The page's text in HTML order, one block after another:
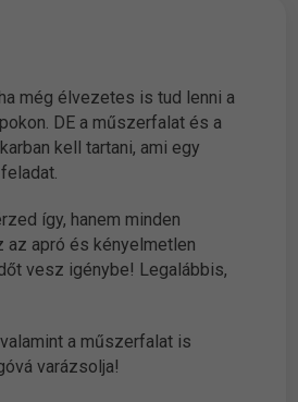
még élvezetes is tud lenni a
DE a műszerfalat és a
kell tartani, ami egy
így, hanem minden
az apró és kényelmetlen
vesz igénybe! Legalábbis,
a műszerfalat is
varázsolja!